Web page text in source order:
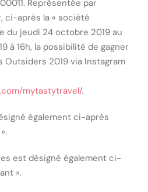
Représentée par
ci-après la « société
du jeudi 24 octobre 2019 au
à 16h, la possibilité de gagner
Outsiders 2019 via Instagram
mytastytravel/.
également ci-après
est désigné également ci-
».